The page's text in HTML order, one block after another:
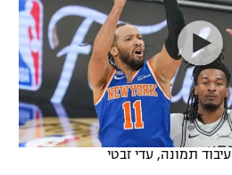
עיבוד תמונה, עדי זבטי